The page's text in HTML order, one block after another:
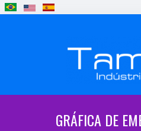
GRÁFICA DE